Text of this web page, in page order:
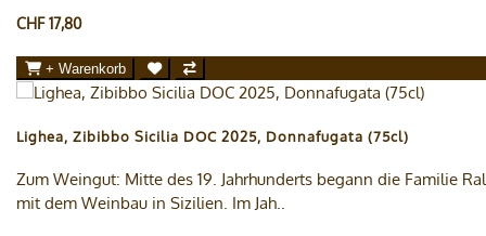
CHF 17,80
+ Warenkorb
Lighea, Zibibbo Sicilia DOC 2025, Donnafugata (75cl)
Zum Weingut: Mitte des 19. Jahrhunderts begann die Familie
mit dem Weinbau in Sizilien. Im Jah..